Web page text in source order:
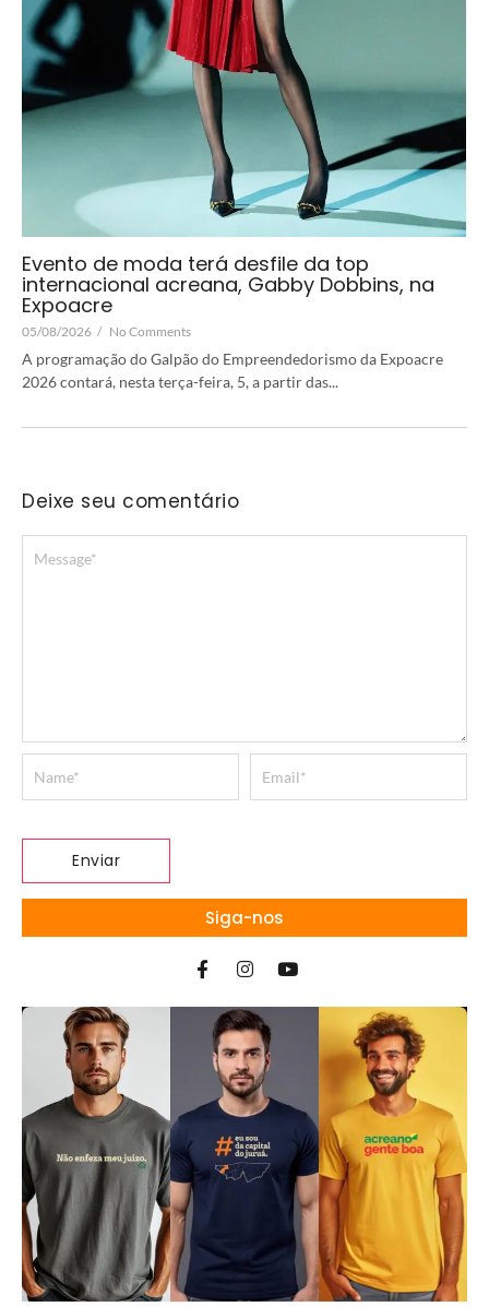
Evento de moda terá desfile da top
internacional acreana, Gabby Dobbins, na
Expoacre
05/08/2026 / No Comments
A programação do Galpão do Empreendedorismo da Expoacre
2026 contará, nesta terça-feira, 5, a partir das...
Deixe seu comentário
Siga-nos